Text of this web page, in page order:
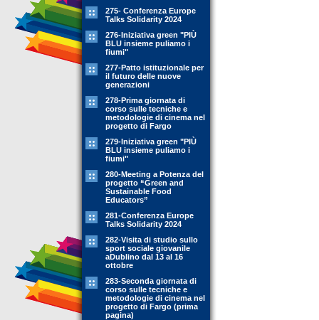
275- Conferenza Europe
Talks Solidarity 2024
276-Iniziativa green "PIÙ
BLU insieme puliamo i
fiumi"
277-Patto istituzionale per
il futuro delle nuove
generazioni
278-Prima giornata di
corso sulle tecniche e
metodologie di cinema nel
progetto di Fargo
279-Iniziativa green "PIÙ
BLU insieme puliamo i
fiumi"
280-Meeting a Potenza del
progetto “Green and
Sustainable Food
Educators”
281-Conferenza Europe
Talks Solidarity 2024
282-Visita di studio sullo
sport sociale giovanile
aDublino dal 13 al 16
ottobre
283-Seconda giornata di
corso sulle tecniche e
metodologie di cinema nel
progetto di Fargo (prima
pagina)